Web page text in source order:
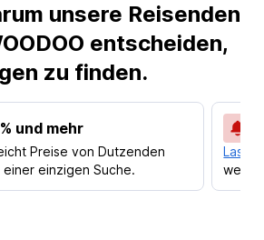
unsere Reisenden
entscheiden,
zu finden.
und mehr
Preise von Dutzenden
einer einzigen Suche.
Lass